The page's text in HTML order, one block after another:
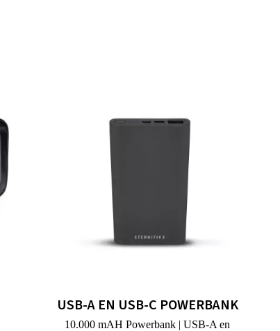
USB-A EN USB-C POWERBANK
10.000 mAH Powerbank | USB-A en